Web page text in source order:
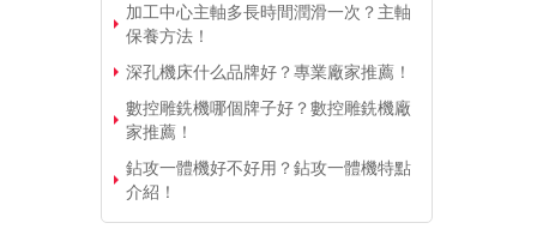
加工中心主軸多長時間潤滑一次？主軸
保養方法！
深孔機床什么品牌好？專業廠家推薦！
數控雕銑機哪個牌子好？數控雕銑機廠
家推薦！
鉆攻一體機好不好用？鉆攻一體機特點
介紹！